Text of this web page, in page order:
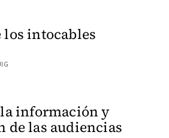
los intocables
información y
de las audiencias